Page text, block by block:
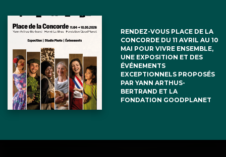
RENDEZ-VOUS PLACE DE LA
CONCORDE DU 11 AVRIL AU 10
MAI POUR VIVRE ENSEMBLE,
UNE EXPOSITION ET DES
ÉVÉNEMENTS
EXCEPTIONNELS PROPOSÉS
PAR YANN ARTHUS-
BERTRAND ET LA
FONDATION GOODPLANET